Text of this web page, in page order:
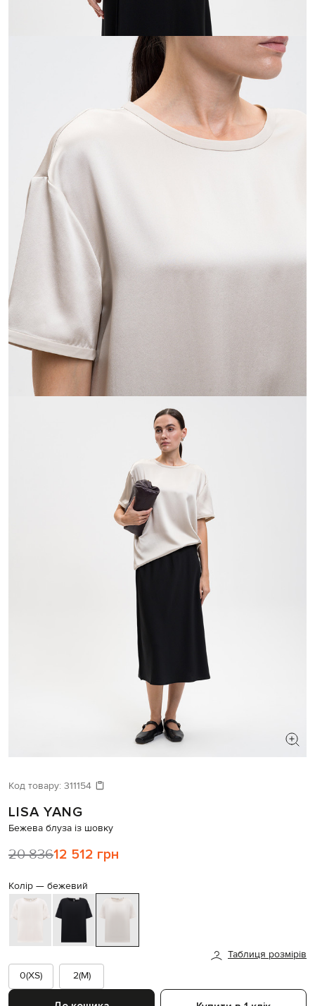
Давайте підберемо щось ще
Схожі товари
Код товару: 311154
LISA YANG
Бежева блуза із шовку
20 83612 512 грн
Колір — бежевий
Таблиця розмірів
0(XS)
2(M)